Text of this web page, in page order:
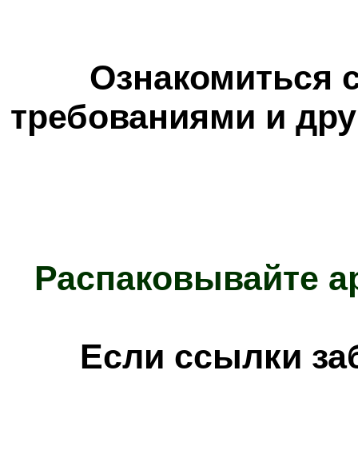
Ознакомиться
требованиями и
Распаковывайте
Если ссылки